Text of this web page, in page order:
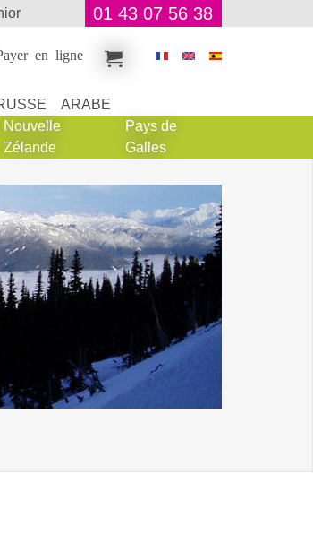
01 43 07 56 38
en ligne
ARABE
Nouvelle
Zélande
Pays de
Galles